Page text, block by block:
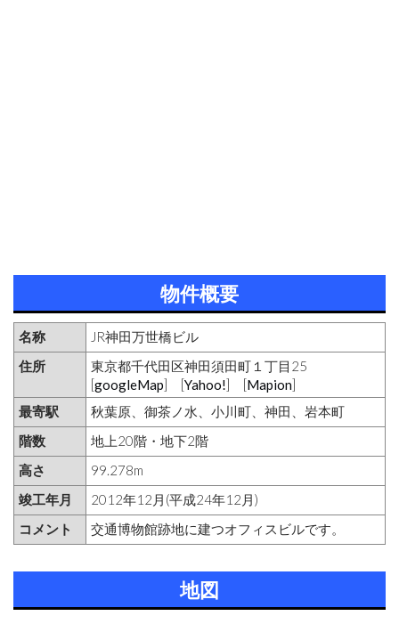
物件概要
名称
JR神田万世橋ビル
住所
東京都千代田区神田須田町１丁目25
[googleMap] [Yahoo!] [Mapion]
最寄駅
秋葉原、御茶ノ水、小川町、神田、岩本町
階数
地上20階・地下2階
高さ
99.278m
竣工年月
2012年12月(平成24年12月)
コメント
交通博物館跡地に建つオフィスビルです。
地図